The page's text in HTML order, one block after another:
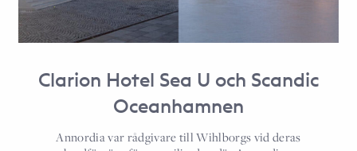
Clarion Hotel Sea U och Scandic
Oceanhamnen
Annordia var rådgivare till Wihlborgs vid deras